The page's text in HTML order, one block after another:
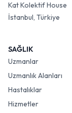
Kat Kolektif House
İstanbul, Türkiye
SAĞLIK
Uzmanlar
Uzmanlık Alanları
Hastalıklar
Hizmetler